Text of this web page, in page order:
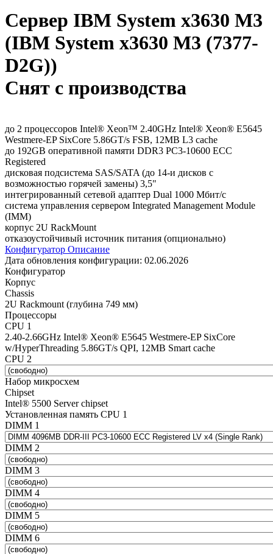
Сервер IBM System x3630 M3
(IBM System x3630 M3 (7377-
D2G))
Снят с производства
до 2 процессоров Intel® Xeon™ 2.40GHz Intel® Xeon® E5645
Westmere-EP SixCore 5.86GT/s FSB, 12MB L3 cache
до 192GB оперативной памяти DDR3 PC3-10600 ECC
Registered
дисковая подсистема SAS/SATA (до 14-и дисков с
возможностью горячей замены) 3,5"
интегрированный сетевой адаптер Dual 1000 Мбит/с
система управления сервером Integrated Management Module
(IMM)
корпус 2U RackMount
отказоустойчивый источник питания (опционально)
Конфигуратор Описание
Дата обновления конфигурации: 02.06.2026
Конфигуратор
Корпус
Chassis
2U Rackmount (глубина 749 мм)
Процессоры
CPU 1
2.40-2.66GHz Intel® Xeon® E5645 Westmere-EP SixCore
w/HyperThreading 5.86GT/s QPI, 12MB Smart cache
CPU 2
Набор микросхем
Chipset
Intel® 5500 Server chipset
Установленная память CPU 1
DIMM 1
DIMM 2
DIMM 3
DIMM 4
DIMM 5
DIMM 6